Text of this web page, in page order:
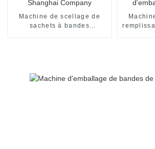
Machine de scellage de
sachets à bandes